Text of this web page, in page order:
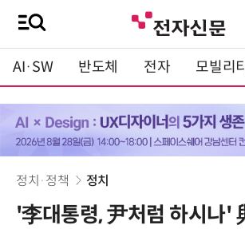
AI·SW 반도체 전자 모빌리티
정치·정책 정치
'李대통령, 尹처럼 하시나'